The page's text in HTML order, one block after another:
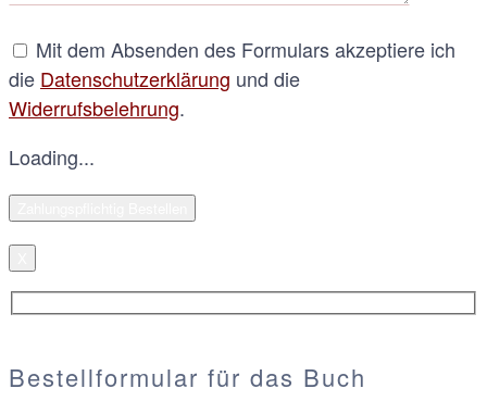
Mit dem Absenden des Formulars akzeptiere ich
die Datenschutzerklärung und die
Widerrufsbelehrung.
Loading...
Bestellformular für das Buch